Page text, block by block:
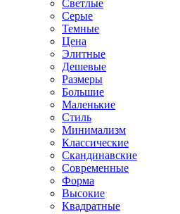
Светлые
Серые
Темные
Цена
Элитные
Дешевые
Размеры
Большие
Маленькие
Стиль
Минимализм
Классические
Скандинавские
Современные
Форма
Высокие
Квадратные